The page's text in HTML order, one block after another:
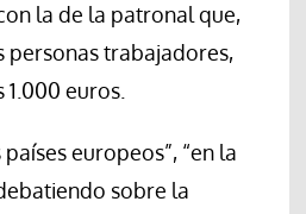
la de la patronal que,
personas trabajadores,
euros.
europeos”, “en la
sobre la